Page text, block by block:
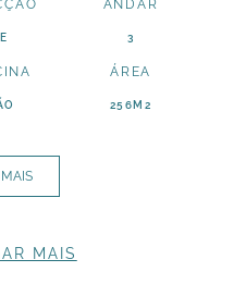
ANDAR
3
ÁREA
256M2
MAIS